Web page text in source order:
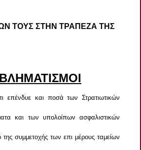
ΤΟΥΣ ΣΤΗΝ ΤΡΑΠΕΖΑ ΤΗΣ
επένδυε και ποσά των Στρατιωτικών
και των υπολοίπων ασφαλιστικών
συμμετοχής των επι μέρους ταμείων